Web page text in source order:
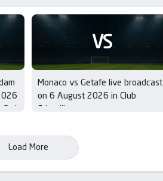
3rd
VS
Monaco vs Getafe live broadcast
on 6 August 2026 in Club
Friendlies
Load More